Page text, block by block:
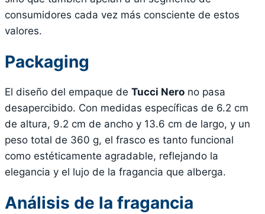
consumidores cada vez más consciente de estos
valores.
Packaging
El diseño del empaque de Tucci Nero no pasa
desapercibido. Con medidas específicas de 6.2 cm
de altura, 9.2 cm de ancho y 13.6 cm de largo, y un
peso total de 360 g, el frasco es tanto funcional
como estéticamente agradable, reflejando la
elegancia y el lujo de la fragancia que alberga.
Análisis de la fragancia